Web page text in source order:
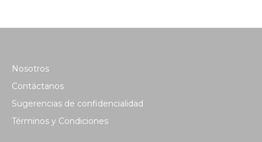
Nosotros
Contáctanos
Sugerencias de confidencialidad
Términos y Condiciones